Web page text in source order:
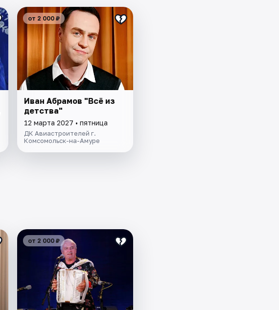
от 2 000 ₽
Иван Абрамов "Всё из
детства"
12 марта 2027 • пятница
ДК Авиастроителей г.
Комсомольск-на-Амуре
от 2 000 ₽